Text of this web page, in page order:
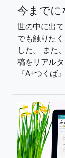
今までに
世の中に出
でも触りた
した。 また
稿をリアル
『A+つくば